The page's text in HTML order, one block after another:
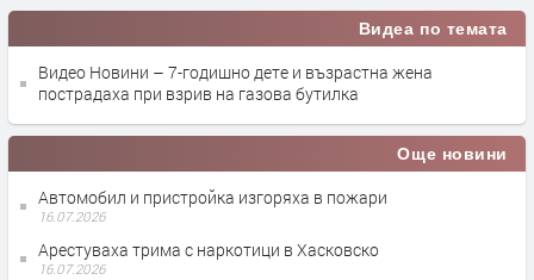
Видеа по темата
Видео Новини – 7-годишно дете и възрастна жена
пострадаха при взрив на газова бутилка
Още новини
Автомобил и пристройка изгоряха в пожари
16.07.2026
Арестуваха трима с наркотици в Хасковско
16.07.2026